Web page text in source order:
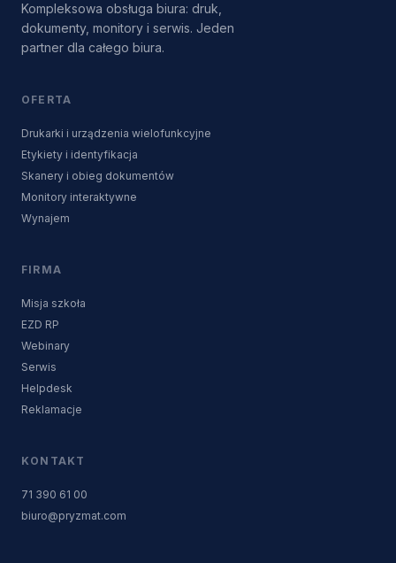
Kompleksowa obsługa biura: druk,
dokumenty, monitory i serwis. Jeden
partner dla całego biura.
OFERTA
Drukarki i urządzenia wielofunkcyjne
Etykiety i identyfikacja
Skanery i obieg dokumentów
Monitory interaktywne
Wynajem
FIRMA
Misja szkoła
EZD RP
Webinary
Serwis
Helpdesk
Reklamacje
KONTAKT
71 390 61 00
biuro@pryzmat.com